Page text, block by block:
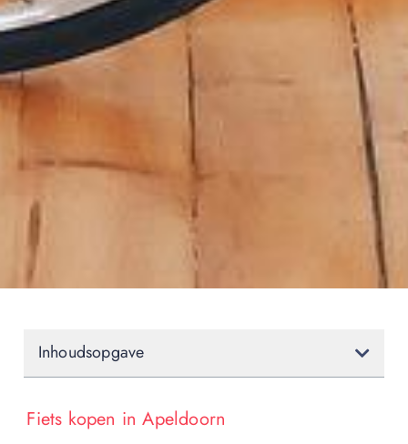
Fiets kopen in Apeldoorn
Inhoudsopgave